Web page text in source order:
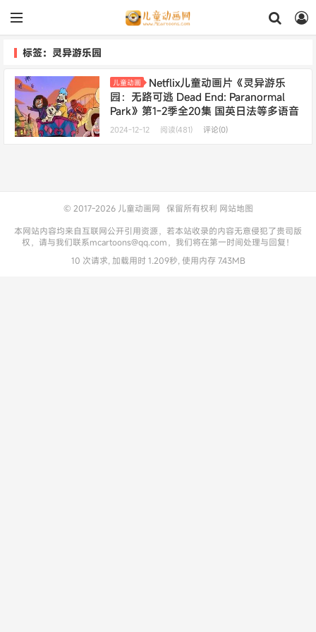
标签：灵异游乐园
儿童动画
Netflix儿童动画片《灵异游乐
园：无路可逃 Dead End: Paranormal
Park》第1-2季全20集 国英日法等多语音
轨+多国字幕 官方纯净无水印版
2024-12-12 阅读(481) 评论(0)
© 2017-2026 儿童动画网 保留所有权利 网站地图
本网站内容均来自互联网公开引用资源，若本站收录的内容无意侵犯了贵司版
权，请与我们联系mcartoons@qq.com，我们将在第一时间处理与回复！
10 次请求, 加载用时 1.209秒, 使用内存 7.43MB